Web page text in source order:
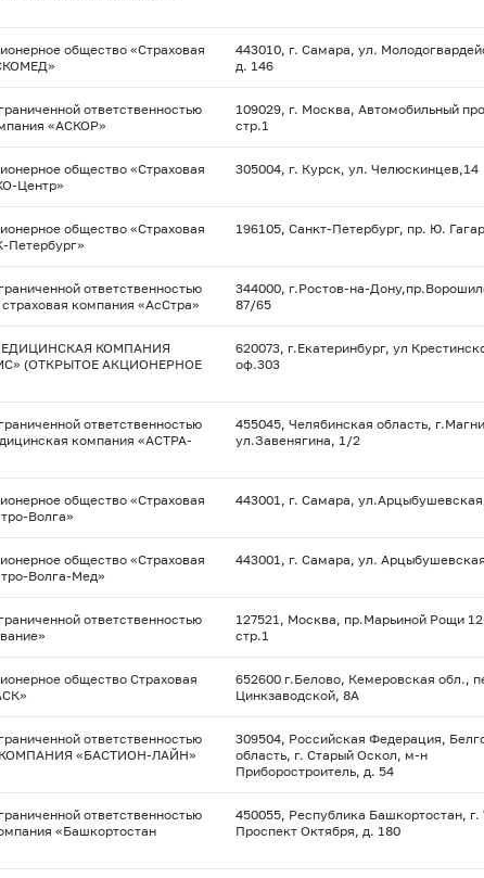
общество «Страховая
443010, г. Самара, ул.
д. 146
ответственностью
«АСКОР»
109029, г. Москва, Автомобильный
стр.1
общество «Страховая
Центр»
305004, г. Курск, ул. Челюскинцев,14
общество «Страховая
Петербург»
196105, Санкт-Петербург, пр. Ю.
ответственностью
компания «АсСтра»
344000, г.Ростов-на-
87/65
КОМПАНИЯ
(ОТКРЫТОЕ АКЦИОНЕРНОЕ
620073, г.Екатеринбург, ул
оф.303
ответственностью
компания «АСТРА-
455045, Челябинская область,
ул.Завенягина, 1/2
общество «Страховая
Волга»
443001, г. Самара,
общество «Страховая
Волга-Мед»
443001, г. Самара, ул.
ответственностью
127521, Москва, пр.Марьиной Рощи
стр.1
общество Страховая
652600 г.Белово, Кемеровская обл.,
Цинкзаводской, 8А
ответственностью
«БАСТИОН-ЛАЙН»
309504, Российская Федерация,
область, г. Старый Оскол, м-н
Приборостроитель, д. 54
ответственностью
«Башкортостан
450055, Республика Башкортостан,
Проспект Октября, д. 180